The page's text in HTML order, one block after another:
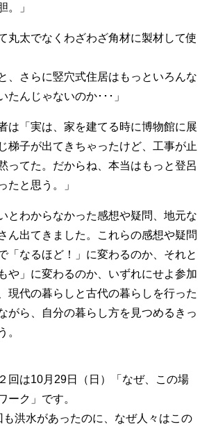
。」
丸太でなくわざわざ角材に製材して使
、さらに竪穴式住居はもっといろんな
たんじゃないのか･･･」
は「実は、家を建てる時に博物館に展
梯子が出てきちゃったけど、工事が止
ってた。だからね、本当はもっと登呂
たと思う。」
とわからなかった感想や疑問、地元な
ん出てきました。これらの感想や疑問
「なるほど！」に変わるのか、それと
や」に変わるのか、いずれにせよ参加
現代の暮らしと古代の暮らしを行った
がら、自分の暮らし方を見つめるきっ
。
回は10月29日（日）「なぜ、この場
ーク」です。
洪水があったのに、なぜ人々はこの